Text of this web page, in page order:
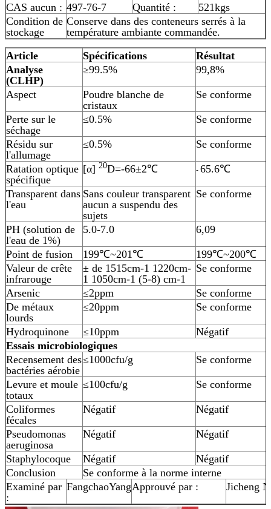
CAS aucun : 497-76-7 Quantité :
521kgs
Condition de
stockage
Conserve dans des conteneurs serrés à la
température ambiante commandée.
Article
Spécifications
Résultat
Analyse
(CLHP)
≥99.5% 99,8%
Aspect
Poudre blanche de
cristaux
Se conforme
Perte sur le
séchage
≤0.5% Se conforme
Résidu sur
l'allumage
≤0.5% Se conforme
Ratation optique
spécifique
[α] 20D=-66±2℃ - 65.6℃
Transparent dans
l'eau
Sans couleur transparent
aucun a suspendu des
sujets
Se conforme
PH (solution de
l'eau de 1%)
5.0-7.0 6,09
Point de fusion 199℃~201℃
199℃~200℃
Valeur de crête
infrarouge
± de 1515cm-1 1220cm-
1 1050cm-1 (5-8) cm-1
Se conforme
Arsenic ≤2ppm
Se conforme
De métaux
lourds
≤20ppm Se conforme
Hydroquinone ≤10ppm
Négatif
Essais microbiologiques
Recensement des
bactéries aérobie
≤1000cfu/g Se conforme
Levure et moule
totaux
≤100cfu/g Se conforme
Coliformes
fécales
Négatif Négatif
Pseudomonas
aeruginosa
Négatif Négatif
Staphylocoque Négatif
Négatif
Conclusion
Se conforme à la norme interne
Examiné par
:
FangchaoYangApprouvé par : Jicheng